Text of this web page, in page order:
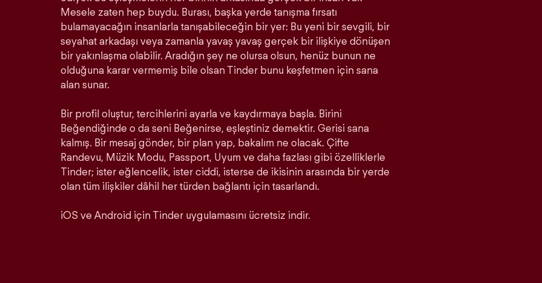
Mesele zaten hep buydu. Burası, başka yerde tanışma fırsatı
bulamayacağın insanlarla tanışabileceğin bir yer: Bu yeni bir sevgili, bir
seyahat arkadaşı veya zamanla yavaş yavaş gerçek bir ilişkiye dönüşen
bir yakınlaşma olabilir. Aradığın şey ne olursa olsun, henüz bunun ne
olduğuna karar vermemiş bile olsan Tinder bunu keşfetmen için sana
alan sunar.
Bir profil oluştur, tercihlerini ayarla ve kaydırmaya başla. Birini
Beğendiğinde o da seni Beğenirse, eşleştiniz demektir. Gerisi sana
kalmış. Bir mesaj gönder, bir plan yap, bakalım ne olacak. Çifte
Randevu, Müzik Modu, Passport, Uyum ve daha fazlası gibi özelliklerle
Tinder; ister eğlencelik, ister ciddi, isterse de ikisinin arasında bir yerde
olan tüm ilişkiler dâhil her türden bağlantı için tasarlandı.
iOS ve Android için Tinder uygulamasını ücretsiz indir.